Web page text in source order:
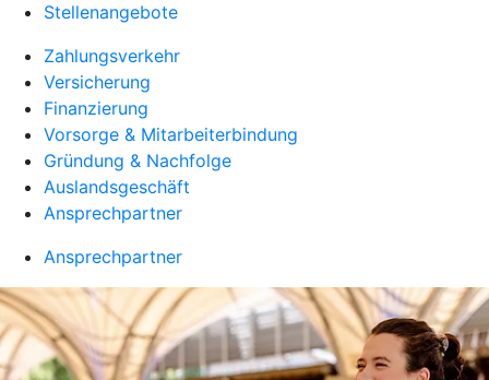
Stellenangebote
Zahlungsverkehr
Versicherung
Finanzierung
Vorsorge & Mitarbeiterbindung
Gründung & Nachfolge
Auslandsgeschäft
Ansprechpartner
Ansprechpartner